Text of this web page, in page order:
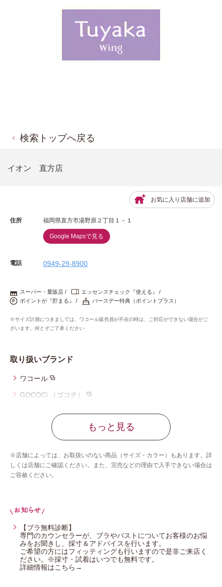
検索トップへ戻る
イオン 直方店
お気に入り店舗に追加
住所 福岡県直方市湯野原２丁目１－１
Google Mapsで見る
電話 0949-29-8900
スーパー・量販店
エッセンスチェック『使える』
ポイントが『貯まる』
バースデー特典（ポイントプラス）
※サイズ計測につきましては、ワコール販売員が不在の時は、ご対応ができない場合がご
ざいます。何とぞご了承ください
取り扱いブランド
ワコール
GOCOCi （ゴコチ）
ウイング／レシアージュ
ウイング／ティーン
ブロス バイ ワコールメン
ウイング／フフ
もっと見る
※店舗によっては、お取扱いのない商品（サイズ・カラー）もあります。詳
しくは店舗にご確認ください。また、完売などの理由で入手できない場合は
ご容赦ください。
【ブラ無料診断】
専門のカウンセラーが、ブラやバストについてお客様のお悩
みをお聞きし、採寸＆アドバイスを行います。
ご希望の方にはフィッティングも行いますので是非ご来店く
ださい。※採寸・試着はいつでも無料です。
詳細情報はこちら→